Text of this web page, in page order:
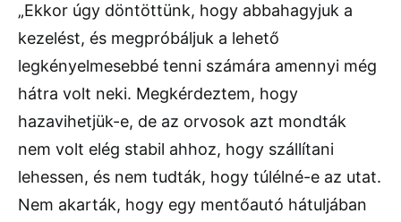
„Ekkor úgy döntöttünk, hogy abbahagyjuk a
kezelést, és megpróbáljuk a lehető
legkényelmesebbé tenni számára amennyi még
hátra volt neki. Megkérdeztem, hogy
hazavihetjük-e, de az orvosok azt mondták
nem volt elég stabil ahhoz, hogy szállítani
lehessen, és nem tudták, hogy túlélné-e az utat.
Nem akarták, hogy egy mentőautó hátuljában